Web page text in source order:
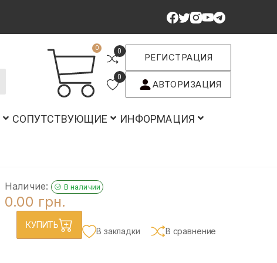
0 0
0
РЕГИСТРАЦИЯ
АВТОРИЗАЦИЯ
СОПУТСТВУЮЩИЕ ИНФОРМАЦИЯ
Наличие: В наличии
0.00 грн.
КУПИТЬ
В закладки В сравнение